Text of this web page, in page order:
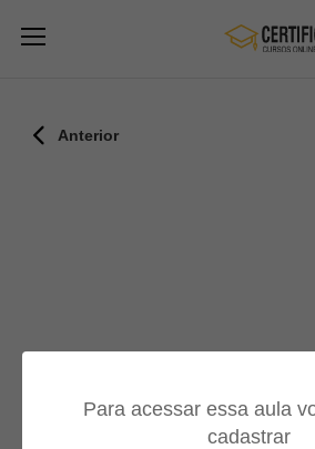
Para acessar essa aula
cadastrar
Anterior